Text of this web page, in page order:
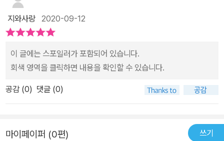
지와사랑 2020-09-12
이 글에는 스포일러가 포함되어 있습니다.
회색 영역을 클릭하면 내용을 확인할 수 있습니다.
공감 (0) 댓글 (0)
마이페이퍼 (0편) 쓰기